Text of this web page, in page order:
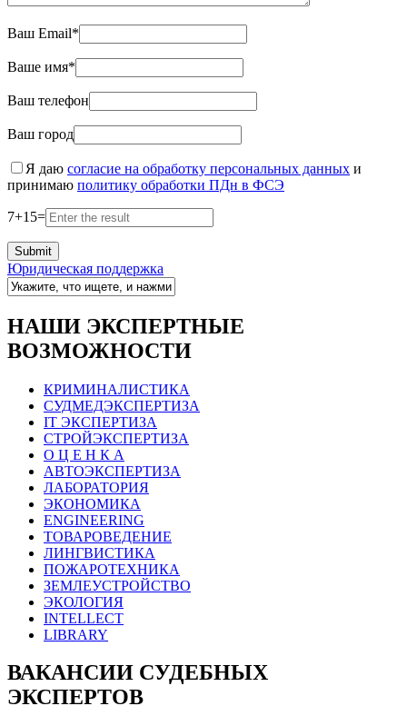
Ваш Email*
Ваше имя*
Ваш телефон
Ваш город
Я даю согласие на обработку персональных данных и
принимаю политику обработки ПДн в ФСЭ
7+15=
Юридическая поддержка
НАШИ ЭКСПЕРТНЫЕ
ВОЗМОЖНОСТИ
КРИМИНАЛИСТИКА
СУДМЕДЭКСПЕРТИЗА
IT ЭКСПЕРТИЗА
СТРОЙЭКСПЕРТИЗА
О Ц Е Н К А
АВТОЭКСПЕРТИЗА
ЛАБОРАТОРИЯ
ЭКОНОМИКА
ENGINEERING
ТОВАРОВЕДЕНИЕ
ЛИНГВИСТИКА
ПОЖАРОТЕХНИКА
ЗЕМЛЕУСТРОЙСТВО
ЭКОЛОГИЯ
INTELLECT
LIBRARY
ВАКАНСИИ СУДЕБНЫХ
ЭКСПЕРТОВ